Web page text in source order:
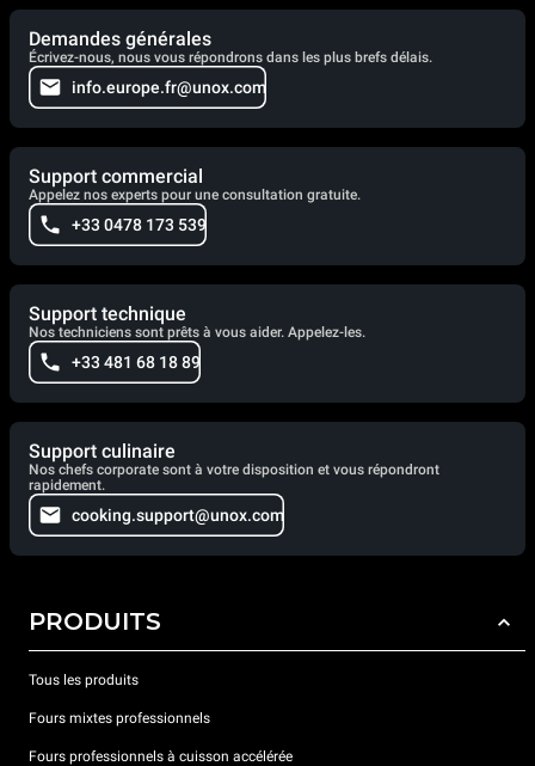
Demandes générales
Écrivez-nous, nous vous répondrons dans les plus brefs délais.
info.europe.fr@unox.com
Support commercial
Appelez nos experts pour une consultation gratuite.
+33 0478 173 539
Support technique
Nos techniciens sont prêts à vous aider. Appelez-les.
+33 481 68 18 89
Support culinaire
Nos chefs corporate sont à votre disposition et vous répondront
rapidement.
cooking.support@unox.com
PRODUITS
Tous les produits
Fours mixtes professionnels
Fours professionnels à cuisson accélérée